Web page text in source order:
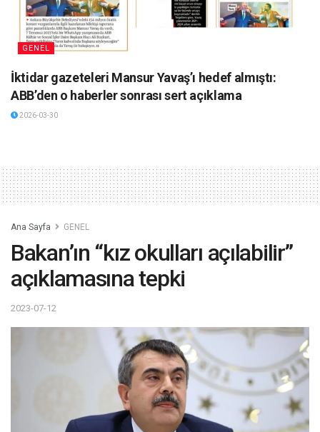
GENEL
İktidar gazeteleri Mansur Yavaş’ı hedef almıştı:
ABB’den o haberler sonrası sert açıklama
2026-03-30
Ana Sayfa GENEL
Bakan’ın “kız okulları açılabilir”
açıklamasına tepki
2023-07-12